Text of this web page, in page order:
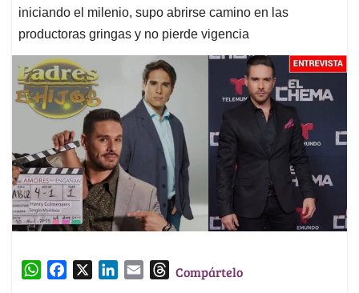
iniciando el milenio, supo abrirse camino en las
productoras gringas y no pierde vigencia
W
TCompártelo